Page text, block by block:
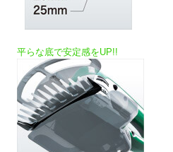
平らな底で安定感をUP!!